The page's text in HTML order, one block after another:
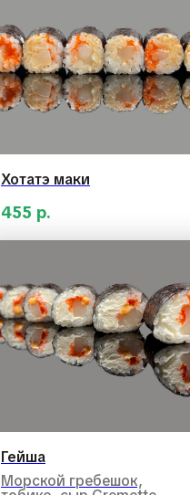
Хотатэ маки
455 р.
Гейша
Морской гребешок,